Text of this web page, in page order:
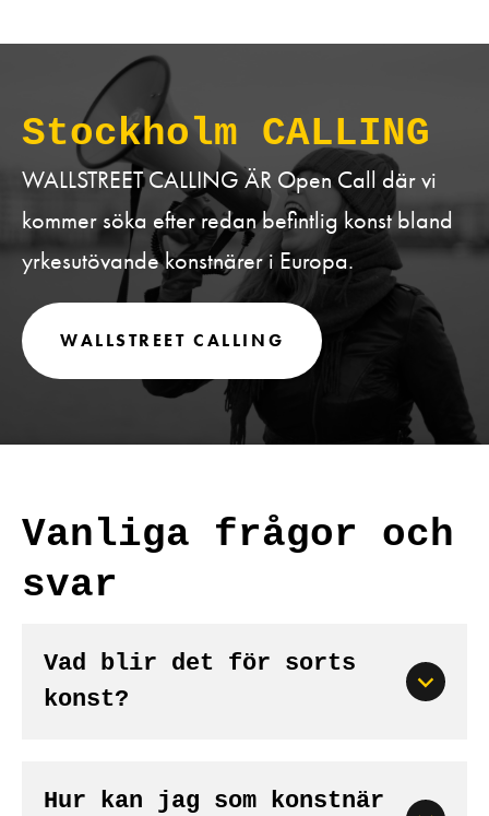
Stockholm CALLING
WALLSTREET CALLING ÄR Open Call där vi
kommer söka efter redan befintlig konst bland
yrkesutövande konstnärer i Europa.
WALLSTREET CALLING
Vanliga frågor och
svar
Vad blir det för sorts
konst?
Hur kan jag som konstnär